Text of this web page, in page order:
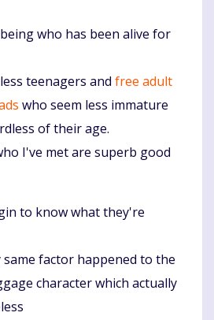
who has been alive for
teenagers and free adult
who seem less immature
of their age.
I've met are superb good
to know what they're
factor happened to the
character which actually